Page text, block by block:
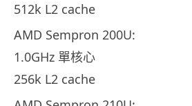
512k L2 cache
AMD Sempron 200U:
1.0GHz 單核心
256k L2 cache